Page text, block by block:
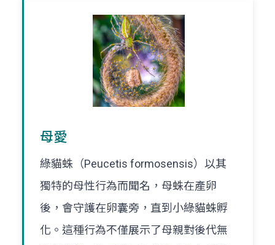
母愛
綠貓蛛（Peucetis formosensis）以其
獨特的母性行為而聞名，母蛛在產卵
後，會守護在卵囊旁，直到小綠貓蛛孵
化。這種行為不僅展示了母親對後代無